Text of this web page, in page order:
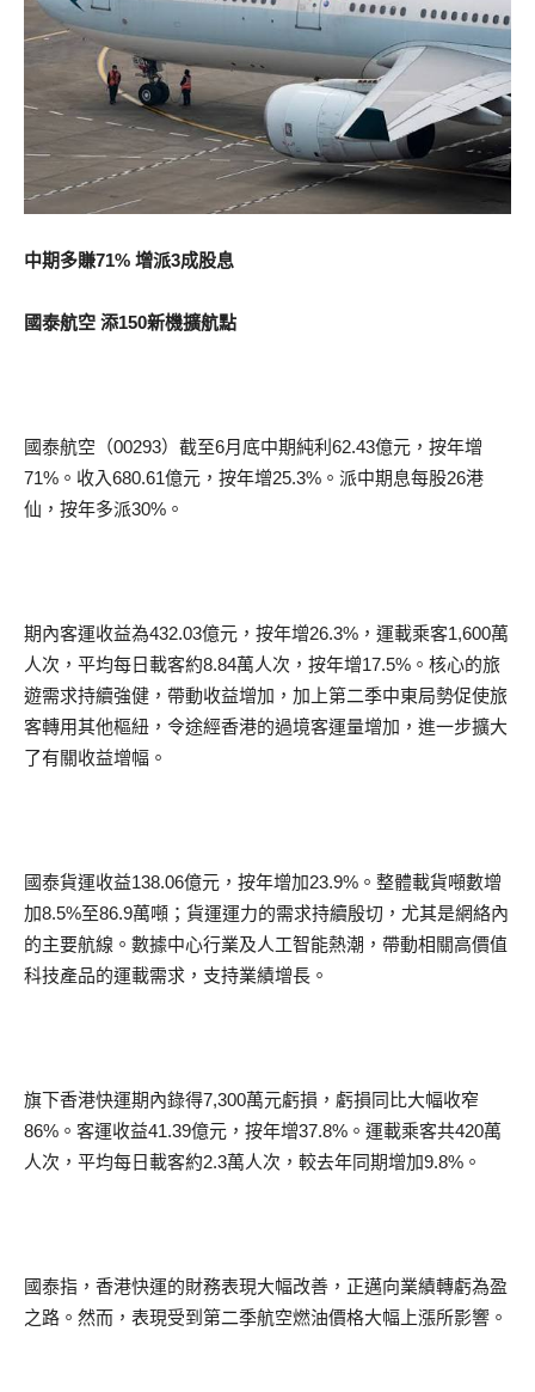
中期多賺71% 增派3成股息
國泰航空 添150新機擴航點
國泰航空（00293）截至6月底中期純利62.43億元，按年增
71%。收入680.61億元，按年增25.3%。派中期息每股26港
仙，按年多派30%。
期內客運收益為432.03億元，按年增26.3%，運載乘客1,600萬
人次，平均每日載客約8.84萬人次，按年增17.5%。核心的旅
遊需求持續強健，帶動收益增加，加上第二季中東局勢促使旅
客轉用其他樞紐，令途經香港的過境客運量增加，進一步擴大
了有關收益增幅。
國泰貨運收益138.06億元，按年增加23.9%。整體載貨噸數增
加8.5%至86.9萬噸；貨運運力的需求持續殷切，尤其是網絡內
的主要航線。數據中心行業及人工智能熱潮，帶動相關高價值
科技產品的運載需求，支持業績增長。
旗下香港快運期內錄得7,300萬元虧損，虧損同比大幅收窄
86%。客運收益41.39億元，按年增37.8%。運載乘客共420萬
人次，平均每日載客約2.3萬人次，較去年同期增加9.8%。
國泰指，香港快運的財務表現大幅改善，正邁向業績轉虧為盈
之路。然而，表現受到第二季航空燃油價格大幅上漲所影響。